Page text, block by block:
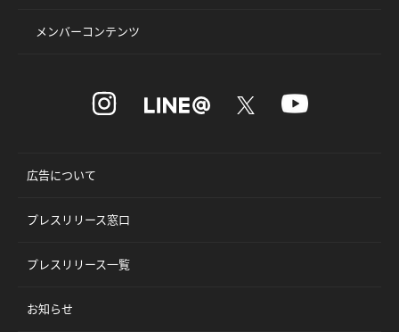
メンバーコンテンツ
広告について
プレスリリース窓口
プレスリリース一覧
お知らせ